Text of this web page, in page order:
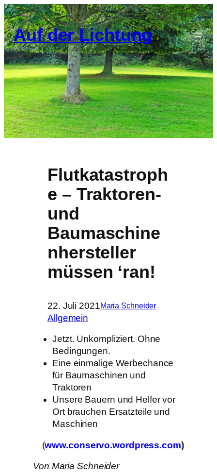
Zum
Inhalt
springen
Auf der Lichtung
Flutkatastroph
e – Traktoren-
und
Baumaschine
nhersteller
müssen ‘ran!
22. Juli 2021Maria Schneider
Allgemein
Jetzt. Unkompliziert. Ohne
Bedingungen.
Eine einmalige Werbechance
für Baumaschinen und
Traktoren
Unsere Bauern und Helfer vor
Ort brauchen Ersatzteile und
Maschinen
(www.conservo.wordpress.com)
Von Maria Schneider